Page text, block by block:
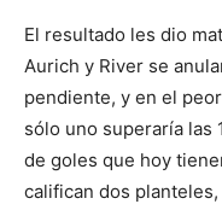
El resultado les dio
Aurich y River se
pendiente, y en el
sólo uno superaría las
de goles que hoy
califican dos